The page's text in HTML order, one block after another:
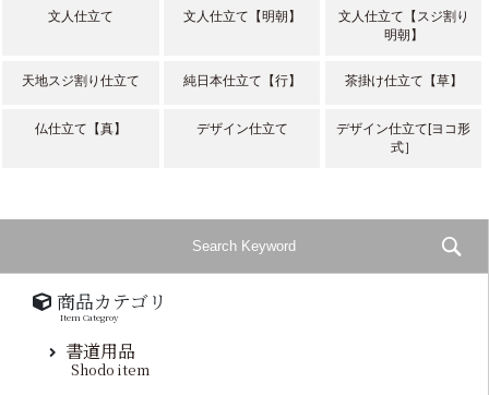
文人仕立て 文人仕立て【明朝】
文人仕立て【スジ割り
明朝】
天地スジ割り仕立て 純日本仕立て【行】 茶掛け仕立て【草】
仏仕立て【真】 デザイン仕立て
デザイン仕立て[ヨコ形
式］
商品カテゴリ
Item Categroy
書道用品
Shodo item